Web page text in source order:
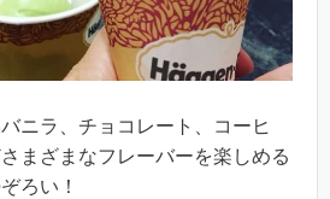
ニラ、チョコレート、コーヒ
まざまなフレーバーを楽しめる
ろい！